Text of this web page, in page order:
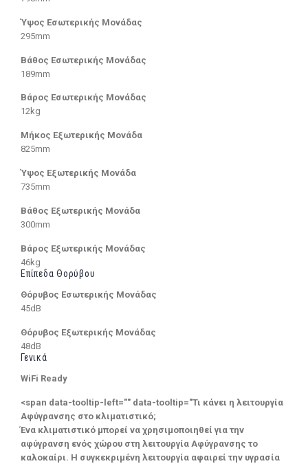
Ύψος Εσωτερικής Μονάδας
295mm
Βάθος Εσωτερικής Μονάδας
189mm
Βάρος Εσωτερικής Μονάδας
12kg
Μήκος Εξωτερικής Μονάδα
825mm
Ύψος Εξωτερικής Μονάδα
735mm
Βάθος Εξωτερικής Μονάδα
300mm
Βάρος Εξωτερικής Μονάδας
46kg
Επίπεδα Θορύβου
Θόρυβος Εσωτερικής Μονάδας
45dB
Θόρυβος Εξωτερικής Μονάδας
48dB
Γενικά
WiFi Ready
<span data-tooltip-left="" data-tooltip="Τι κάνει η λειτουργία
Αφύγρανσης στο κλιματιστικό;
Ένα κλιματιστικό μπορεί να χρησιμοποιηθεί για την
αφύγρανση ενός χώρου στη λειτουργία Αφύγρανσης το
καλοκαίρι. Η συγκεκριμένη λειτουργία αφαιρεί την υγρασία